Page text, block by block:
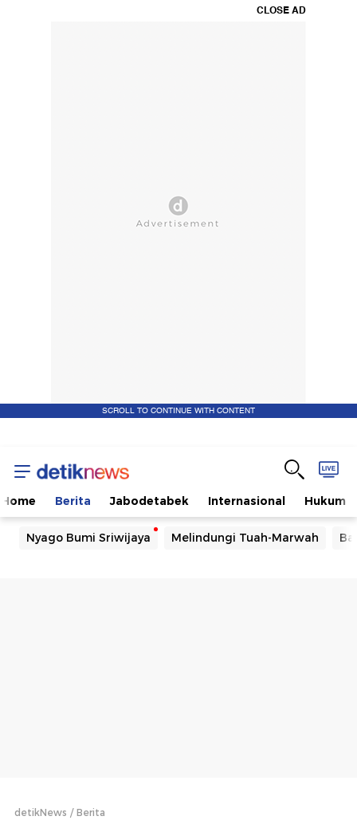
CLOSE AD
SCROLL TO CONTINUE WITH CONTENT
Home Berita Jabodetabek Internasional Hukum
Nyago Bumi Sriwijaya Melindungi Tuah-Marwah
detikNews Berita